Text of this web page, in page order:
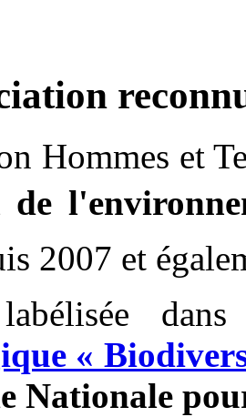
Hommes et
2007 et
«
Nationale